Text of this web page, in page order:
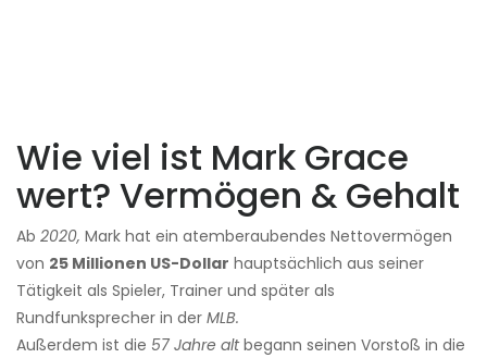
Wie viel ist Mark Grace
wert? Vermögen & Gehalt
Ab 2020, Mark hat ein atemberaubendes Nettovermögen
von 25 Millionen US-Dollar hauptsächlich aus seiner
Tätigkeit als Spieler, Trainer und später als
Rundfunksprecher in der MLB.
Außerdem ist die 57 Jahre altbegann seinen Vorstoß in die